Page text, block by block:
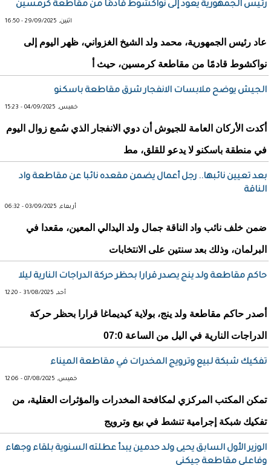
رئيس الجمهورية يعود إلى نواكشوط قادمًا من مقاطعة كرمسين
اثنين, 29/09/2025 - 16:50
عاد رئيس الجمهورية، محمد ولد الشيخ الغزواني، ظهر اليوم إلى
نواكشوط قادمًا من مقاطعة كرمسين، حيث أ
الجيش يوضح ملابسات الانفجار شرق مقاطعة باسكنو
خميس, 04/09/2025 - 15:23
أكدت الأركان العامة للجيوش أن دوي الانفجار الذي سُمع زوال اليوم
في منطقة باسكنو لا يدعو للقلق، مط
بعد تعيين نائبها.. رجل أعمال يضمن مقعده نائبا عن مقاطعة واد
الناقة
أربعاء, 03/09/2025 - 06:32
ضمن خلف نائب واد الناقة جمال ولد اليدالي المعين، مقعدا في
البرلمان، وذلك بعد سنتين على الانتخابات
حاكم مقاطعة ولد ينج يصدر قرارا بحظر حركة الدراجات النارية ليلا
أحد, 31/08/2025 - 12:20
أصدر حاكم مقاطعة ولد ينج، بولاية كيديماغا قرارا بحظر حركة
الدراجات النارية في اليل من الساعة 07:0
تفكيك شبكة لبيع وترويج المخدرات في مقاطعة الميناء
خميس, 07/08/2025 - 12:06
تمكن المكتب المركزي لمكافحة المخدرات والمؤثرات العقلية، من
تفكيك شبكة إجرامية تنشط في بيع وترويج
الوزير الأول السابق يحيى ولد حدمين يبدأ عطلته السنوية بلقاء وجهاء
وفاعلي مقاطعة جيكني